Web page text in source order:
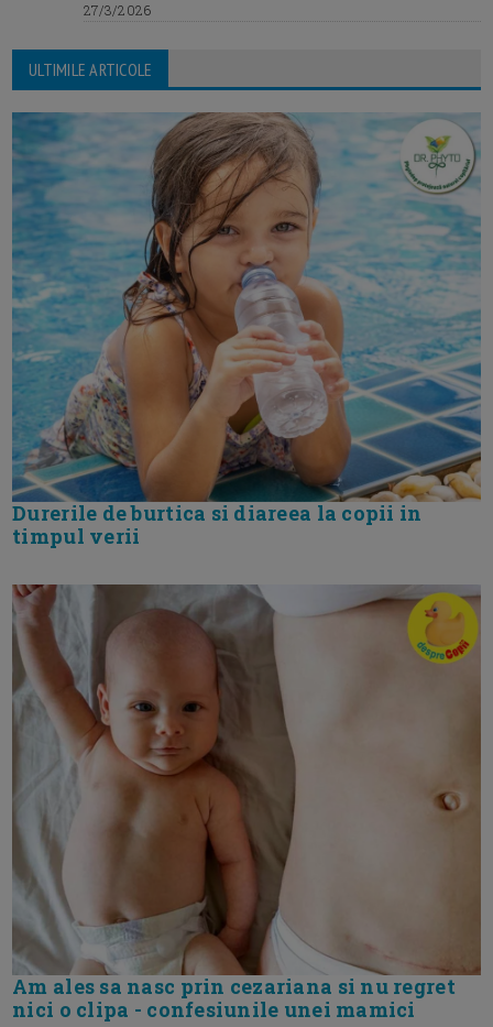
27/3/2026
ULTIMILE ARTICOLE
Durerile de burtica si diareea la copii in
timpul verii
Am ales sa nasc prin cezariana si nu regret
nici o clipa - confesiunile unei mamici